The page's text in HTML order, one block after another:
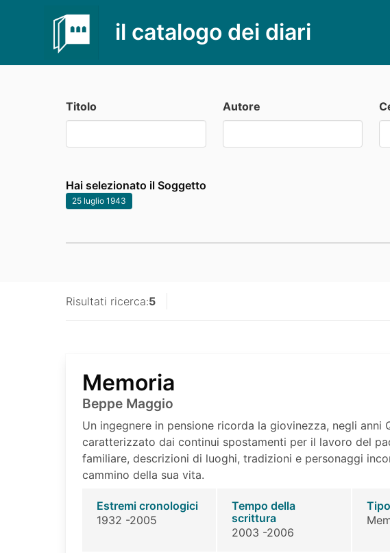
il catalogo dei diari
Titolo Autore
Hai selezionato il Soggetto
25 luglio 1943
Risultati ricerca:5
Memoria
Beppe Maggio
Un ingegnere in pensione ricorda la giovinezza, negli anni
caratterizzato dai continui spostamenti per il lavoro del
familiare, descrizioni di luoghi, tradizioni e personaggi
cammino della sua vita.
Estremi cronologici
1932 -2005
Tempo della
scrittura
2003 -2006